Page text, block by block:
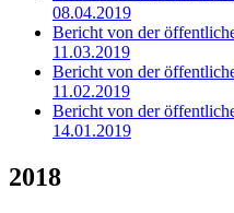
08.04.2019
Bericht von der
11.03.2019
Bericht von der
11.02.2019
Bericht von der
14.01.2019
2018